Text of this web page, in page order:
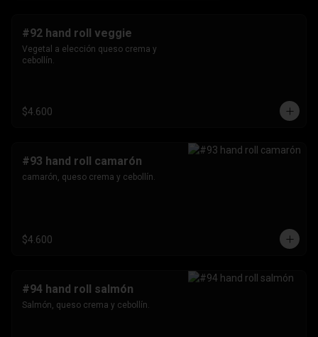
#92 hand roll veggie
Vegetal a elección queso crema y
cebollín.
$4.600
#93 hand roll camarón
camarón, queso crema y cebollín.
$4.600
#94 hand roll salmón
Salmón, queso crema y cebollín.